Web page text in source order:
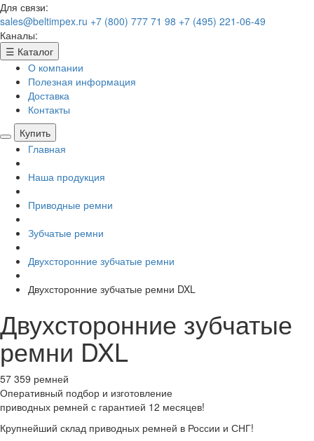
Для связи:
sales@beltimpex.ru +7 (800) 777 71 98 +7 (495) 221-06-49
Каналы:
☰ Каталог
О компании
Полезная информация
Доставка
Контакты
Купить
Главная
Наша продукция
Приводные ремни
Зубчатые ремни
Двухсторонние зубчатые ремни
Двухсторонние зубчатые ремни DXL
Двухсторонние зубчатые
ремни DXL
57 359 ремней
Оперативный подбор и изготовление
приводных ремней с гарантией 12 месяцев!
Крупнейший склад приводных ремней в России и СНГ!